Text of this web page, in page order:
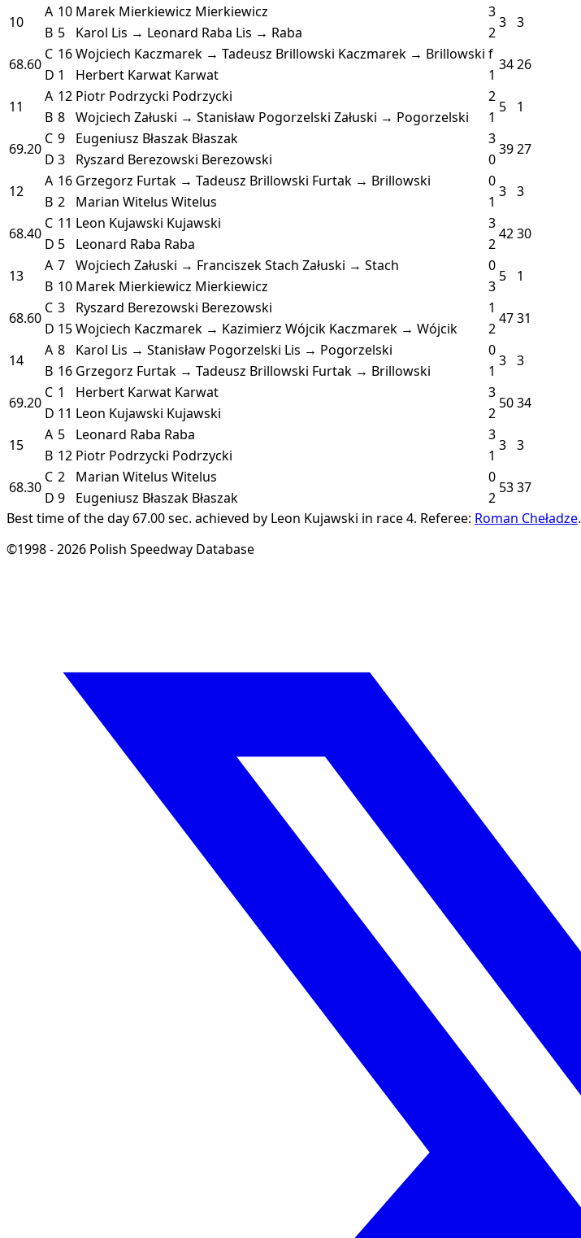
10
A 10 Marek Mierkiewicz Mierkiewicz 3
3 3
B 5 Karol Lis → Leonard Raba Lis → Raba
2
68.60
C 16Wojciech Kaczmarek → Tadeusz Brillowski Kaczmarek → Brillowski f
3426
D 1 Herbert Karwat Karwat
1
11
A 12 Piotr Podrzycki Podrzycki 2
5 1
B 8 Wojciech Załuski → Stanisław Pogorzelski Załuski → Pogorzelski
1
69.20
C 9 Eugeniusz Błaszak Błaszak 3
3927
D 3 Ryszard Berezowski Berezowski
0
12
A 16 Grzegorz Furtak → Tadeusz Brillowski Furtak → Brillowski 0
3 3
B 2 Marian Witelus Witelus
1
68.40
C 11 Leon Kujawski Kujawski 3
4230
D 5 Leonard Raba Raba
2
13
A 7 Wojciech Załuski → Franciszek Stach Załuski → Stach 0
5 1
B 10 Marek Mierkiewicz Mierkiewicz
3
68.60
C 3 Ryszard Berezowski Berezowski 1
4731
D 15Wojciech Kaczmarek → Kazimierz Wójcik Kaczmarek → Wójcik
2
14
A 8 Karol Lis → Stanisław Pogorzelski Lis → Pogorzelski 0
3 3
B 16 Grzegorz Furtak → Tadeusz Brillowski Furtak → Brillowski
1
69.20
C 1 Herbert Karwat Karwat 3
5034
D 11 Leon Kujawski Kujawski
2
15
A 5 Leonard Raba Raba 3
3 3
B 12 Piotr Podrzycki Podrzycki
1
68.30
C 2 Marian Witelus Witelus 0
5337
D 9 Eugeniusz Błaszak Błaszak
2
Best time of the day 67.00 sec. achieved by Leon Kujawski in race 4. Referee: Roman Cheładze.
©1998 - 2026 Polish Speedway Database